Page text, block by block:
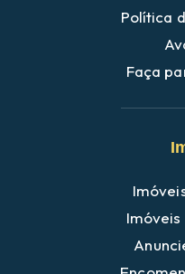
Política
Faça